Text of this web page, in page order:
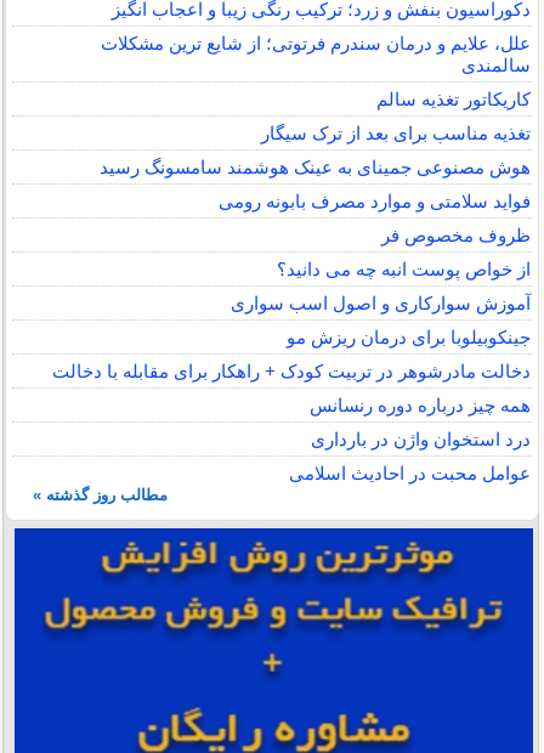
دکوراسیون بنفش و زرد؛ ترکیب رنگی زیبا و اعجاب انگیز
علل، علایم و درمان سندرم فرتوتی؛ از شایع ترین مشکلات
سالمندی
کاریکاتور تغذیه سالم
تغذیه مناسب برای بعد از ترک سیگار
هوش مصنوعی جمینای به عینک هوشمند سامسونگ رسید
فواید سلامتی و موارد مصرف بابونه رومی
ظروف مخصوص فر
از خواص پوست انبه چه می دانید؟
آموزش سوارکاری و اصول اسب سواری
جینکوبیلوبا برای درمان ریزش مو
دخالت مادرشوهر در تربیت کودک + راهکار برای مقابله با دخالت
همه چیز درباره دوره رنسانس
درد استخوان واژن در بارداری
عوامل محبت در احادیث اسلامى
مطالب روز گذشته »